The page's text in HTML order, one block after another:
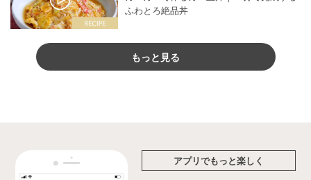
ふわとろ絶品丼
もっと見る
アプリでもっと楽しく